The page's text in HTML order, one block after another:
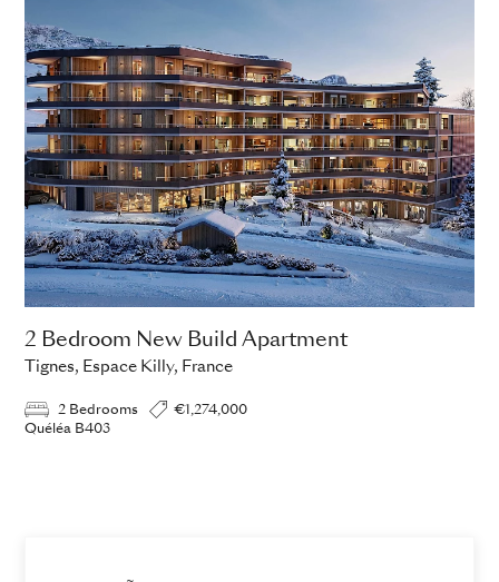
2 Bedroom New Build Apartment
Tignes, Espace Killy, France
2 Bedrooms
€1,274,000
Quéléa B403